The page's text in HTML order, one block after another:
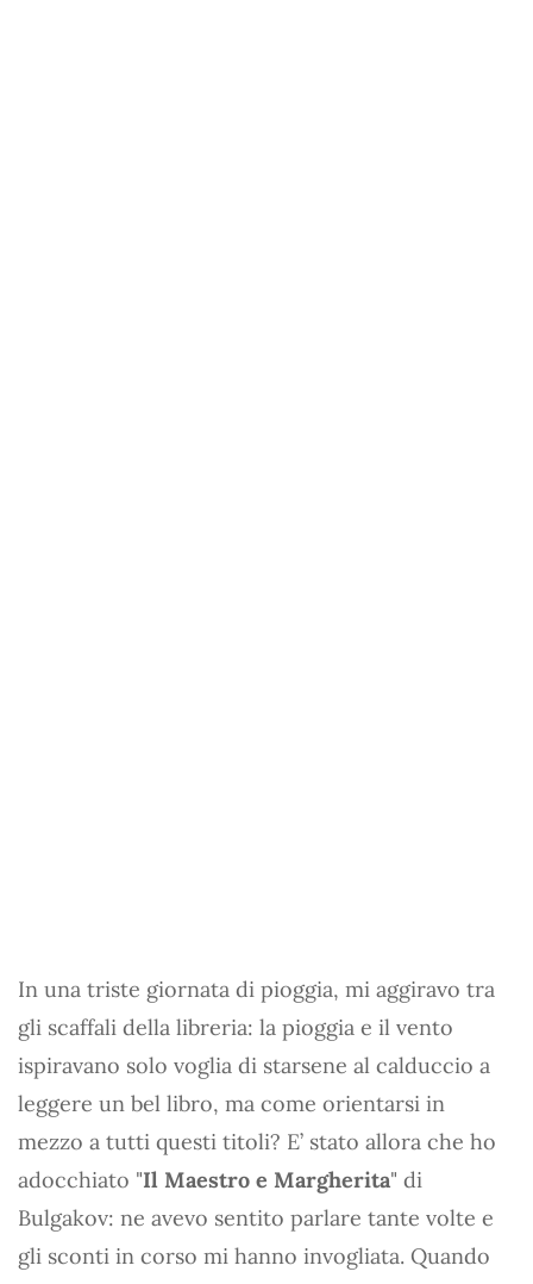
In una triste giornata di pioggia, mi aggiravo tra
gli scaffali della libreria: la pioggia e il vento
ispiravano solo voglia di starsene al calduccio a
leggere un bel libro, ma come orientarsi in
mezzo a tutti questi titoli? E’ stato allora che ho
adocchiato "Il Maestro e Margherita" di
Bulgakov: ne avevo sentito parlare tante volte e
gli sconti in corso mi hanno invogliata. Quando